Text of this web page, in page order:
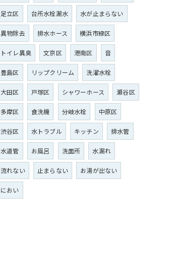
足立区 台所水栓漏水 水が止まらない
異物除去 排水ホース 横浜市緑区
トイレ異臭 文京区 港南区 音
豊島区 リップクリーム 洗濯水栓
大田区 戸塚区 シャワーホース 瀬谷区
多摩区 食洗機 分岐水栓 中原区
渋谷区 水トラブル キッチン 排水管
水道管 お風呂 洗面所 水漏れ
流れない 止まらない お湯が出ない
におい